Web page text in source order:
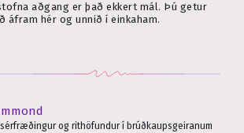
aðgang er það ekkert mál. Þú getur
áfram hér og unnið í einkaham.
og rithöfundur í brúðkaupsgeiranum